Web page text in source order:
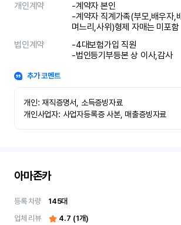
개인계약
-계약자 본인
-계약자 직계가족(부모,배우자,
며느리,사위)형제 자매는 미포함
법인계약
-4대보험가입 직원
-법인등기부등본 상 이사,감사
추가 코멘트
개인: 재직증명서, 소득증빙자료
개인사업자: 사업자등록증 사본, 매출증빙자료
아마존카
등록 차량 145대
업체 리뷰
4.7 (1개)